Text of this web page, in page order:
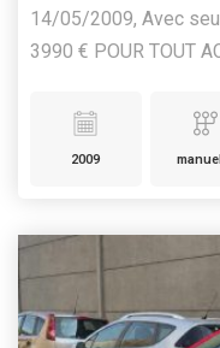
14/05/2009, Avec
3990 € POUR TOUT
2009